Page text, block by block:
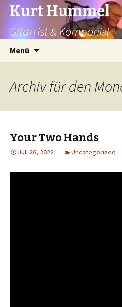
Kurt Hummel
Gitarrist & Komponist
Menü
Archiv für den
Your Two Hands
Juli 26, 2022 Uncategorized